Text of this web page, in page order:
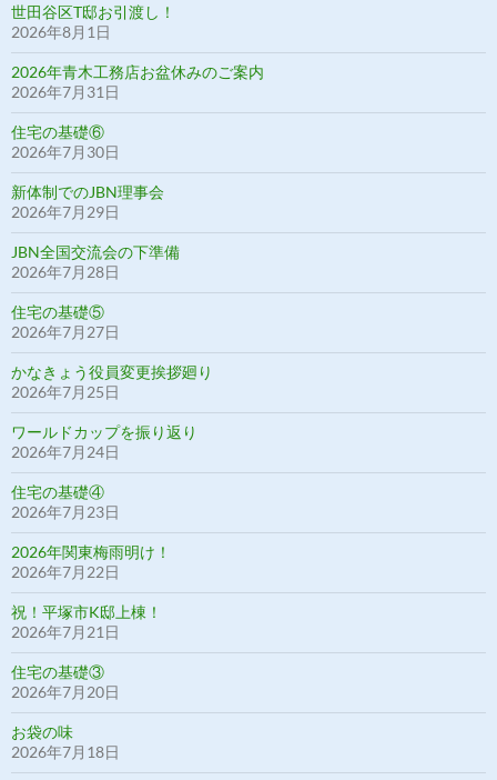
世田谷区T邸お引渡し！
2026年8月1日
2026年青木工務店お盆休みのご案内
2026年7月31日
住宅の基礎⑥
2026年7月30日
新体制でのJBN理事会
2026年7月29日
JBN全国交流会の下準備
2026年7月28日
住宅の基礎⑤
2026年7月27日
かなきょう役員変更挨拶廻り
2026年7月25日
ワールドカップを振り返り
2026年7月24日
住宅の基礎④
2026年7月23日
2026年関東梅雨明け！
2026年7月22日
祝！平塚市K邸上棟！
2026年7月21日
住宅の基礎③
2026年7月20日
お袋の味
2026年7月18日